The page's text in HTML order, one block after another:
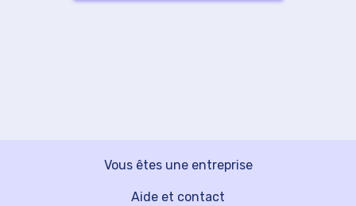
Vous êtes une entreprise
Aide et contact